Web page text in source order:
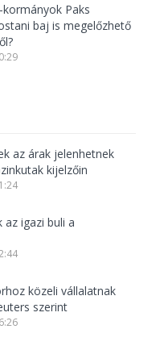
Paks
baj is megelőzhető
az árak jelenhetnek
kijelzőin
az igazi buli a
közeli vállalatnak
szerint